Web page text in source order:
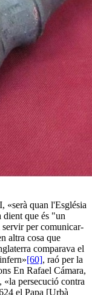
«serà quan l'Església
dient que és "un
per comunicar-
altra cosa que
comparava el
[60], raó per la
En Rafael Cámara,
persecució contra
el Papa [Urbà